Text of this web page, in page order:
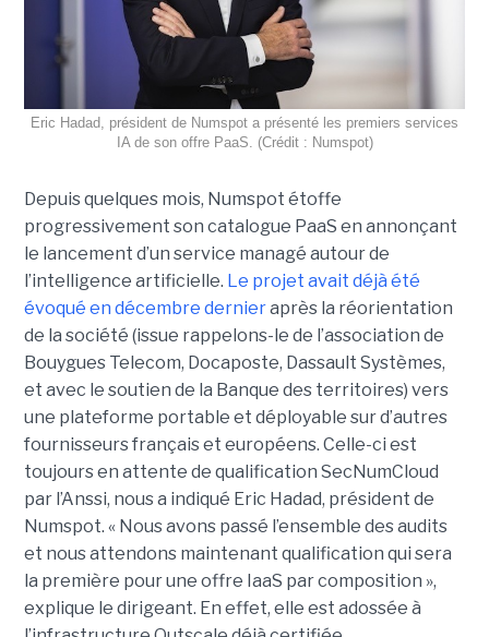
Eric Hadad, président de Numspot a présenté les premiers services
IA de son offre PaaS. (Crédit : Numspot)
Depuis quelques mois, Numspot étoffe
progressivement son catalogue PaaS en annonçant
le lancement d’un service managé autour de
l’intelligence artificielle. Le projet avait déjà été
évoqué en décembre dernieraprès la réorientation
de la société (issue rappelons-le de l’association de
Bouygues Telecom, Docaposte, Dassault Systèmes,
et avec le soutien de la Banque des territoires) vers
une plateforme portable et déployable sur d’autres
fournisseurs français et européens. Celle-ci est
toujours en attente de qualification SecNumCloud
par l’Anssi, nous a indiqué Eric Hadad, président de
Numspot. « Nous avons passé l’ensemble des audits
et nous attendons maintenant qualification qui sera
la première pour une offre IaaS par composition »,
explique le dirigeant. En effet, elle est adossée à